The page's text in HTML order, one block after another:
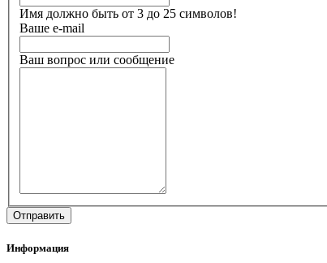
Имя должно быть от 3 до 25 символов!
Ваше e-mail
Ваш вопрос или сообщение
Информация